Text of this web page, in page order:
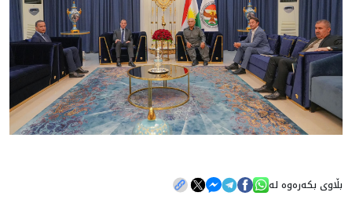
بڵاوی بکەرەوە لە